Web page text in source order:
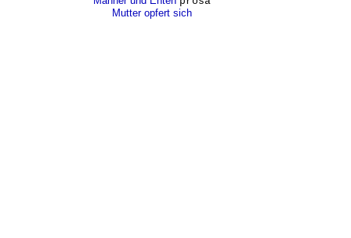
Mutter opfert sich